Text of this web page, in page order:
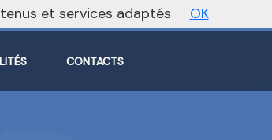
Vers le site national
CONTACTS
et services adaptés OK